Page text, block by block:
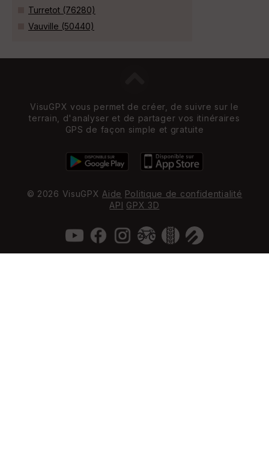
Turretot (76280)
Vauville (50440)
VisuGPX vous permet de créer, de suivre sur le
terrain, d'analyser et de partager vos itinéraires
GPS de façon simple et gratuite
© 2026 VisuGPX Aide Politique de confidentialité
API GPX 3D